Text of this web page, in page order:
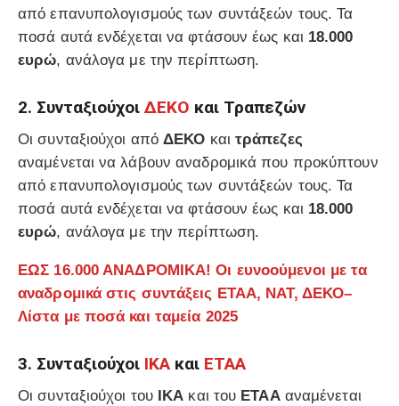
από επανυπολογισμούς των συντάξεών τους. Τα
ποσά αυτά ενδέχεται να φτάσουν έως και 18.000
ευρώ, ανάλογα με την περίπτωση.
2. Συνταξιούχοι ΔΕΚΟ και Τραπεζών
Οι συνταξιούχοι από ΔΕΚΟ και τράπεζες
αναμένεται να λάβουν αναδρομικά που προκύπτουν
από επανυπολογισμούς των συντάξεών τους. Τα
ποσά αυτά ενδέχεται να φτάσουν έως και 18.000
ευρώ, ανάλογα με την περίπτωση.
ΕΩΣ 16.000 ΑΝΑΔΡΟΜΙΚΑ! Οι ευνοούμενοι με τα
αναδρομικά στις συντάξεις ΕΤΑΑ, ΝΑΤ, ΔΕΚΟ–
Λίστα με ποσά και ταμεία 2025
3. Συνταξιούχοι ΙΚΑ και ΕΤΑΑ
Οι συνταξιούχοι του ΙΚΑ και του ΕΤΑΑαναμένεται